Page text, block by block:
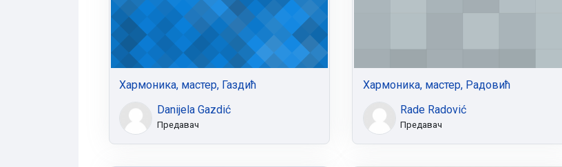
Хармоника, мастер, Газдић
Danijela Gazdić
Предавач
Хармоника, мастер, Радовић
Rade Radović
Предавач